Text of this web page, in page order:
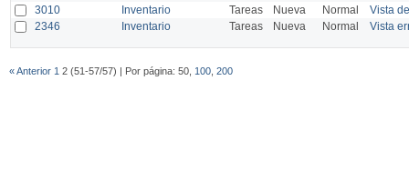
3010
Inventario Tareas Nueva Normal
Vista
2346
Inventario Tareas Nueva Normal Vista
« Anterior 1 2 (51-57/57) | Por página: 50, 100 200